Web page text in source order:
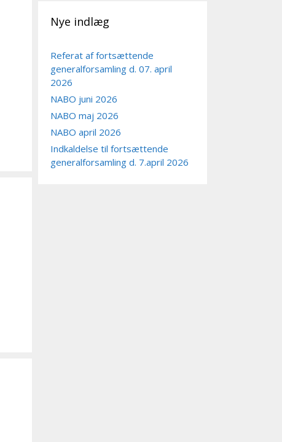
Nye indlæg
Referat af fortsættende
generalforsamling d. 07. april
2026
NABO juni 2026
NABO maj 2026
NABO april 2026
Indkaldelse til fortsættende
generalforsamling d. 7.april 2026